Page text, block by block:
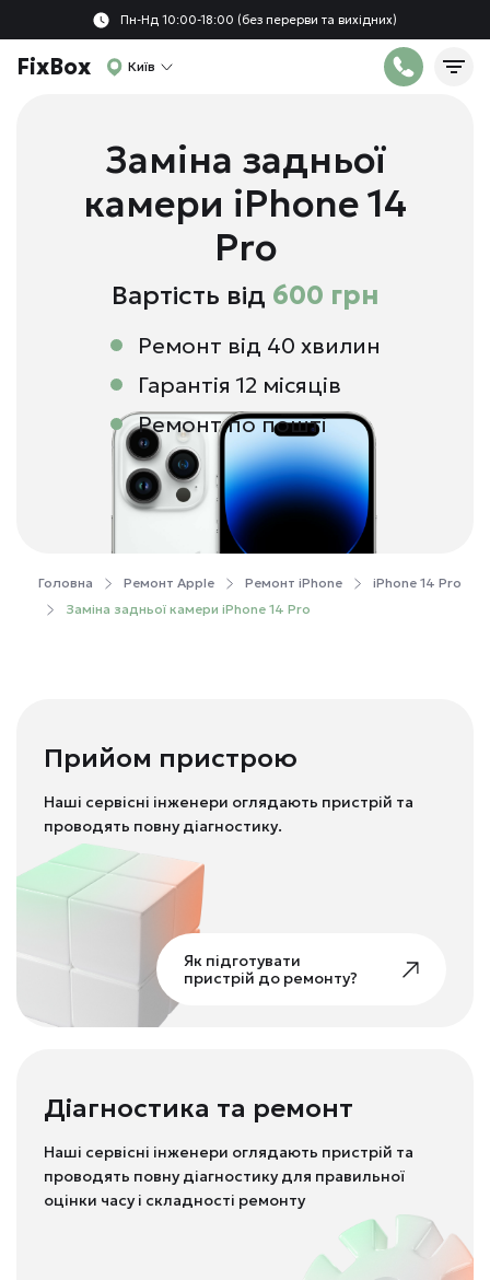
Пн-Нд 10:00-18:00 (без перерви та вихідних)
FixBox Київ
Заміна задньої
камери iPhone 14
Pro
Вартість від 600 грн
Ремонт від 40 хвилин
Гарантія 12 місяців
Ремонт по пошті
Головна Ремонт Apple Ремонт iPhone
iPhone 14 Pro
Заміна задньої камери iPhone 14 Pro
Прийом пристрою
Наші сервісні інженери оглядають пристрій та
проводять повну діагностику.
Як підготувати
пристрій до ремонту?
Діагностика та ремонт
Наші сервісні інженери оглядають пристрій та
проводять повну діагностику для правильної
оцінки часу і складності ремонту